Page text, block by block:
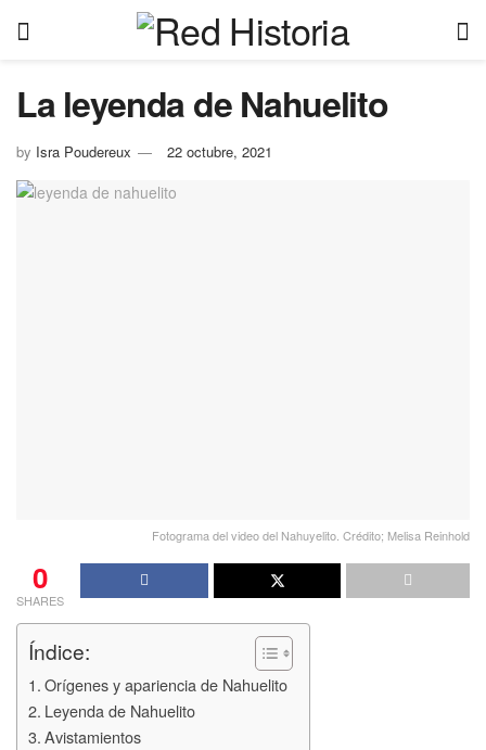
La leyenda de Nahuelito
by Isra Poudereux 22 octubre, 2021
Fotograma del video del Nahuyelito. Crédito; Melisa Reinhold
0
SHARES
Índice:
Orígenes y apariencia de Nahuelito
Leyenda de Nahuelito
Avistamientos